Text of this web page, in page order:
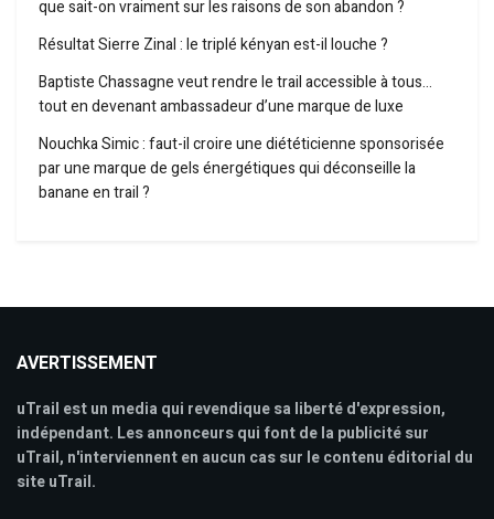
que sait-on vraiment sur les raisons de son abandon ?
Résultat Sierre Zinal : le triplé kényan est-il louche ?
Baptiste Chassagne veut rendre le trail accessible à tous…
tout en devenant ambassadeur d’une marque de luxe
Nouchka Simic : faut-il croire une diététicienne sponsorisée
par une marque de gels énergétiques qui déconseille la
banane en trail ?
AVERTISSEMENT
uTrail est un media qui revendique sa liberté d'expression,
indépendant. Les annonceurs qui font de la publicité sur
uTrail, n'interviennent en aucun cas sur le contenu éditorial du
site uTrail.